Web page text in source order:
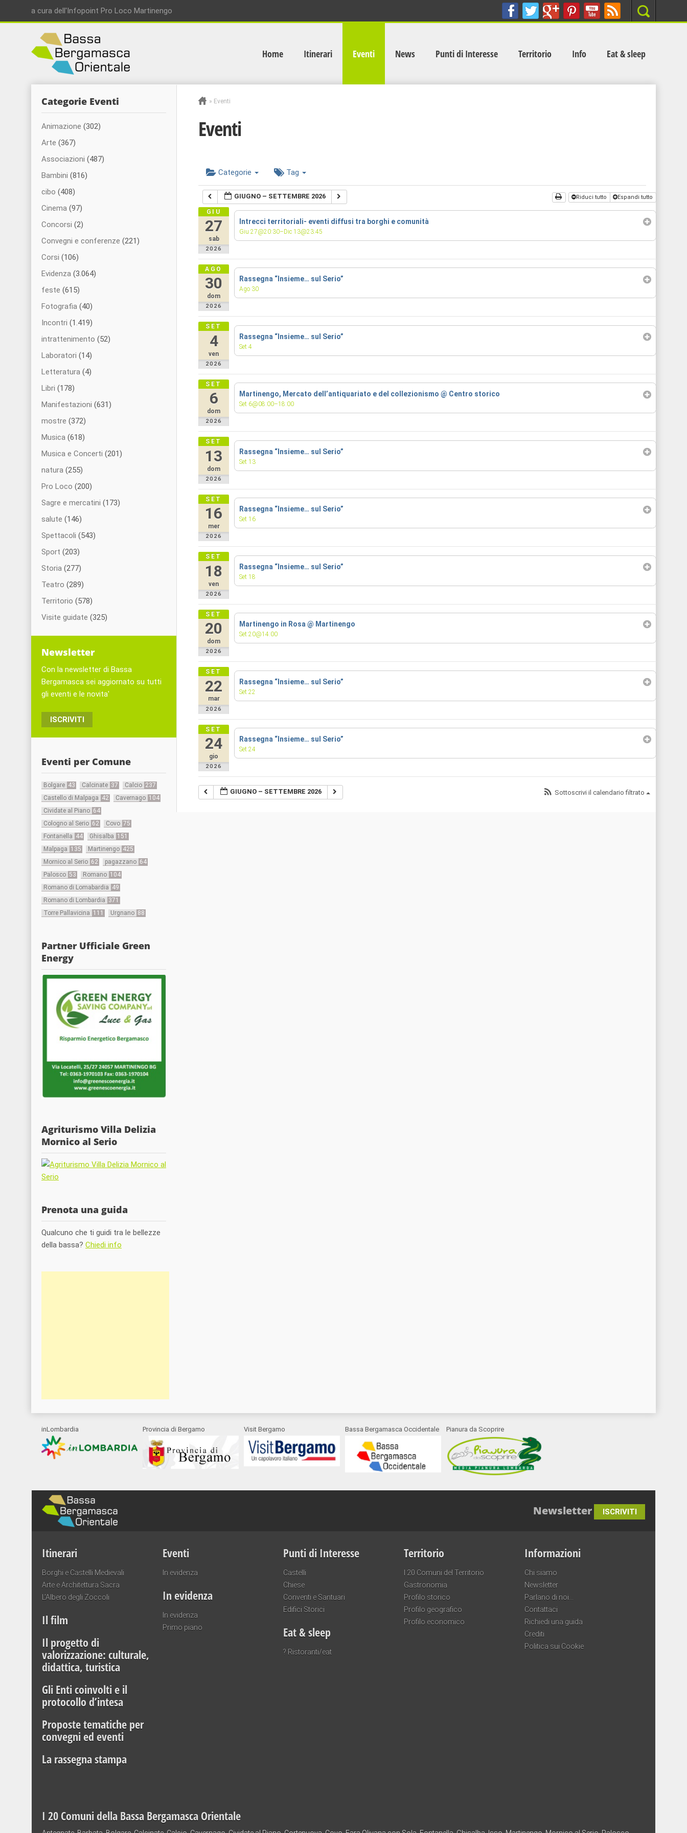
a cura dell'Infopoint Pro Loco Martinengo Search
Home Itinerari Eventi News Punti di Interesse Territorio Info Eat & sleep
» Eventi
Eventi
Categorie Tag
GIUGNO – SETTEMBRE 2026 Riduci tutto Espandi tutto
GIU
27
sab
2026
Intrecci territoriali- eventi diffusi tra borghi e comunità
Giu 27@20:30–Dic 13@23:45
AGO
30
dom
2026
Rassegna “Insieme… sul Serio”
Ago 30
SET
4
ven
2026
Rassegna “Insieme… sul Serio”
Set 4
SET
6
dom
2026
Martinengo, Mercato dell’antiquariato e del collezionismo @ Centro storico
Set 6@08:00–18:00
SET
13
dom
2026
Rassegna “Insieme… sul Serio”
Set 13
SET
16
mer
2026
Rassegna “Insieme… sul Serio”
Set 16
SET
18
ven
2026
Rassegna “Insieme… sul Serio”
Set 18
SET
20
dom
2026
Martinengo in Rosa@ Martinengo
Set 20@14:00
SET
22
mar
2026
Rassegna “Insieme… sul Serio”
Set 22
SET
24
gio
2026
Rassegna “Insieme… sul Serio”
Set 24
GIUGNO – SETTEMBRE 2026 Sottoscrivi il calendario filtrato
Categorie Eventi
Animazione (302)
Arte (367)
Associazioni (487)
Bambini (816)
cibo (408)
Cinema (97)
Concorsi (2)
Convegni e conferenze (221)
Corsi (106)
Evidenza (3.064)
feste (615)
Fotografia (40)
Incontri (1.419)
intrattenimento (52)
Laboratori (14)
Letteratura (4)
Libri (178)
Manifestazioni (631)
mostre (372)
Musica (618)
Musica e Concerti (201)
natura (255)
Pro Loco (200)
Sagre e mercatini (173)
salute (146)
Spettacoli (543)
Sport (203)
Storia (277)
Teatro (289)
Territorio (578)
Visite guidate (325)
Newsletter
Con la newsletter di Bassa
Bergamasca sei aggiornato su tutti
gli eventi e le novita'
ISCRIVITI
Eventi per Comune
Bolgare 43 Calcinate 37 Calcio 237
Castello di Malpaga 42 Cavernago 104
Cividate al Piano 64
Cologno al Serio 62 Covo 75
Fontanella 44 Ghisalba 151
Malpaga 135 Martinengo 425
Mornico al Serio 62 pagazzano 64
Palosco 53 Romano 104
Romano di Lomabardia 49
Romano di Lombardia 371
Torre Pallavicina 111 Urgnano 88
Partner Ufficiale Green
Energy
Agriturismo Villa Delizia
Mornico al Serio
Prenota una guida
Qualcuno che ti guidi tra le bellezze
della bassa? Chiedi info
inLombardia Provincia di Bergamo Visit Bergamo Bassa Bergamasca Occidentale Pianura da Scoprire
Newsletter ISCRIVITI
Itinerari
Borghi e Castelli Medievali
Arte e Architettura Sacra
L’Albero degli Zoccoli
Il film
Il progetto di
valorizzazione: culturale,
didattica, turistica
Gli Enti coinvolti e il
protocollo d’intesa
Proposte tematiche per
convegni ed eventi
La rassegna stampa
Eventi
In evidenza
In evidenza
In evidenza
Primo piano
Punti di Interesse
Castelli
Chiese
Conventi e Santuari
Edifici Storici
Eat & sleep
? Ristoranti/eat
Territorio
I 20 Comuni del Territorio
Gastronomia
Profilo storico
Profilo geografico
Profilo economico
Informazioni
Chi siamo
Newsletter
Parlano di noi…
Contattaci
Richiedi una guida
Crediti
Politica sui Cookie
I 20 Comuni della Bassa Bergamasca Orientale